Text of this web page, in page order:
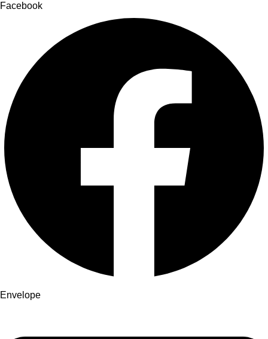
Facebook
Envelope